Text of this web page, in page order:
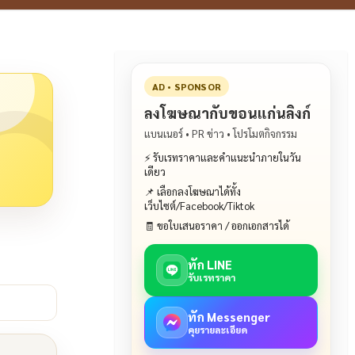
AD • SPONSOR
ลงโฆษณากับขอนแก่นลิงก์
แบนเนอร์ • PR ข่าว • โปรโมตกิจกรรม
⚡ รับเรทราคาและคำแนะนำภายในวัน
เดียว
📌 เลือกลงโฆษณาได้ทั้ง
เว็บไซต์/Facebook/Tiktok
🧾 ขอใบเสนอราคา / ออกเอกสารได้
ทัก LINE
รับเรทราคา
ทัก Messenger
คุยรายละเอียด